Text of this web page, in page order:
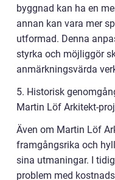
byggnad kan ha en
annan kan vara mer
utformad. Denna
styrka och möjliggör
anmärkningsvärda
5. Historisk
Martin Löf Arkitekt-
Även om Martin Löf
framgångsrika och
sina utmaningar. I
problem med